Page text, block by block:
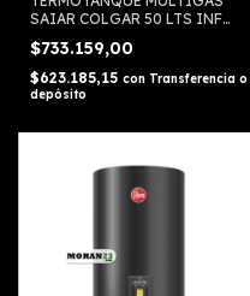
SAIAR COLGAR 50 LTS INF
$733.159,00
$623.185,15 con Transferencia o
depósito